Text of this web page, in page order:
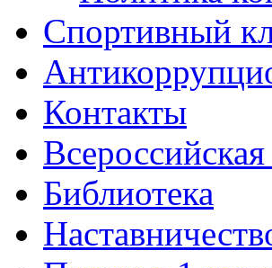
Спортивный
Контакты
Библиотека